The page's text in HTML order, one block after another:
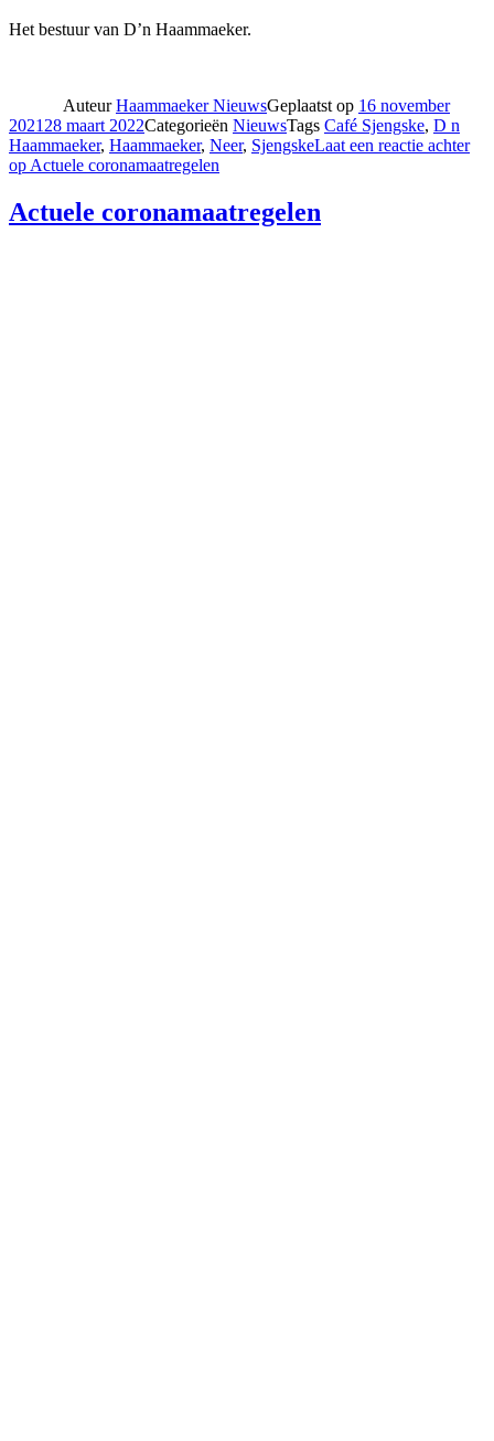
Het bestuur van D’n Haammaeker.
AuteurHaammaeker NieuwsGeplaatst op 16 november
2021 28 maart 2022Categorieën NieuwsTags Café Sjengske, D n
Haammaeker, Haammaeker, Neer, SjengskeLaat een reactie achter
op Actuele coronamaatregelen
Actuele coronamaatregelen